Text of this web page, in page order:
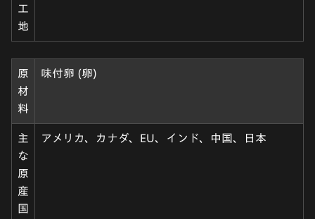
工
地
原
材
料
味付卵 (卵)
主
な
原
産
国
アメリカ、カナダ、EU、インド、中国、日本